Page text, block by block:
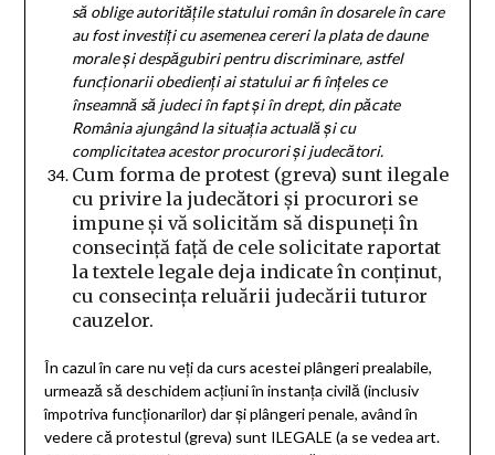
să oblige autoritățile statului român în dosarele în care
au fost investiți cu asemenea cereri la plata de daune
morale și despăgubiri pentru discriminare, astfel
funcționarii obedienți ai statului ar fi înțeles ce
înseamnă să judeci în fapt și în drept, din păcate
România ajungând la situația actuală și cu
complicitatea acestor procurori și judecători.
Cum forma de protest (greva) sunt ilegale
cu privire la judecători și procurori se
impune și vă solicităm să dispuneți în
consecință față de cele solicitate raportat
la textele legale deja indicate în conținut,
cu consecința reluării judecării tuturor
cauzelor.
În cazul în care nu veți da curs acestei plângeri prealabile,
urmează să deschidem acțiuni în instanța civilă (inclusiv
împotriva funcționarilor) dar și plângeri penale, având în
vedere că protestul (greva) sunt ILEGALE (a se vedea art.